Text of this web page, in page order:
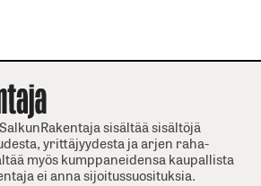
sisältää sisältöjä
yrittäjyydesta ja arjen raha-
myös kumppaneidensa kaupallista
ei anna sijoitussuosituksia.